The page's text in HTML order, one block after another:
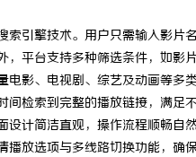
索引擎技术。用户只需输入影
，平台支持多种筛选条件，如影
电影、电视剧、综艺及动画等
间检索到完整的播放链接，满足
设计简洁直观，操作流程顺畅
播放选项与多线路切换功能，确